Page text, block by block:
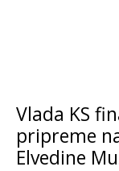
Vlada KS
pripreme
Elvedine